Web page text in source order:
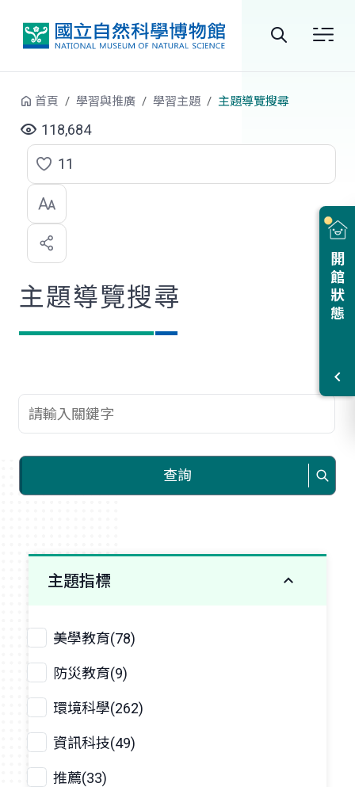
站
尋
開館狀態
首頁 學習與推廣 學習主題 主題導覽搜尋
118,684
點
選
喜
歡
11
主題導覽搜尋
查詢關鍵字
查詢
主題指標
美學教育(78)
防災教育(9)
環境科學(262)
資訊科技(49)
推薦(33)